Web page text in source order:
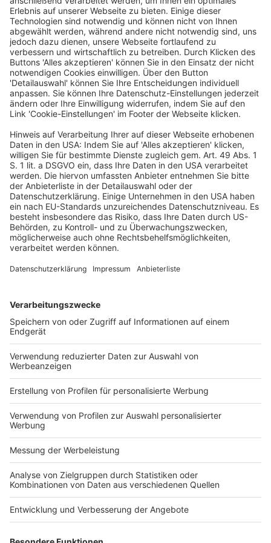
Monographie (Autorenschaft)
Maximilian Blömer, Emanuel Hansen, Andreas Peichl
ifo Forschungsberichte / 145
Die vorliegende Studie untersucht die
Wechselwirkungen zwischen dem Bürgergeld, der
geplanten Kindergrundsicherung und dem Wohngeld,
um Reformoptionen zur Verbesserung der
Arbeitsanreize im Bereich der Grundsicherung zu
analysieren. Mithilfe eines mikroökonometrisch
geschätzten Verhaltensmodells auf Basis
repräsentativer Mikrodaten wird das Arbeitsangebots-
und Transferinanspruchnahmeverhalten der
betroffenen Haushalte abgebildet. Die Ergebnisse
zeigen, dass das gegenwärtige System erhebliche
Ineffizienzen aufweist, die das Arbeitsangebot
variierende und teilweise extrem hohe
das Bürgergeld und eine Anpassung der Freibeträge für
Erwerbstätige könnten diese Probleme verringern, die
Transparenz erhöhen und die Anreize zur Aufnahme und
Ausweitung einer Erwerbstätigkeit verbessern. Die
Reformvorschläge zielen auf eine strukturelle
Vereinfachung und Optimierung der
Grundsicherungssysteme.
ifo Institut, München, 2024
Ausgestaltung Bürgergeld
Kindergrundsicherung
Transferentzug Wohngeld
Dies & Das (StB)